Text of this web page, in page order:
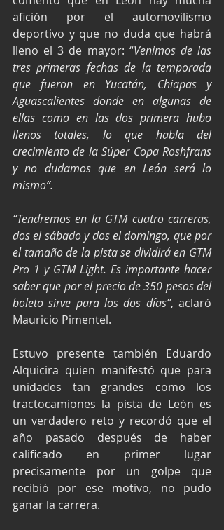
afición por el automovilismo
deportivo y que no duda que habrá
lleno el 3 de mayor: “Venimos de las
tres primeras fechas de la temporada
que fueron en Yucatán, Chiapas y
Aguascalientes donde en algunas de
ellas como en las dos primera hubo
llenos totales, lo que habla del
crecimiento de la Súper Copa Roshfrans
y no dudamos que en León será lo
mismo”.
“Tendremos en la GTM cuatro carreras,
dos el sábado y dos el domingo, que por
el tamaño de la pista se dividirá en GTM
Pro 1 y GTM Light. Es importante hacer
saber que por el precio de 350 pesos del
boleto sirve para los dos días”, aclaró
Mauricio Pimentel.
Estuvo presente también Eduardo
Alquicira quien manifestó que para
unidades tan grandes como los
tractocamiones la pista de León es
un verdadero reto y recordó que el
año pasado después de haber
calificado en primer lugar
precisamente por un golpe que
recibió por ese motivo, no pudo
ganar la carrera.